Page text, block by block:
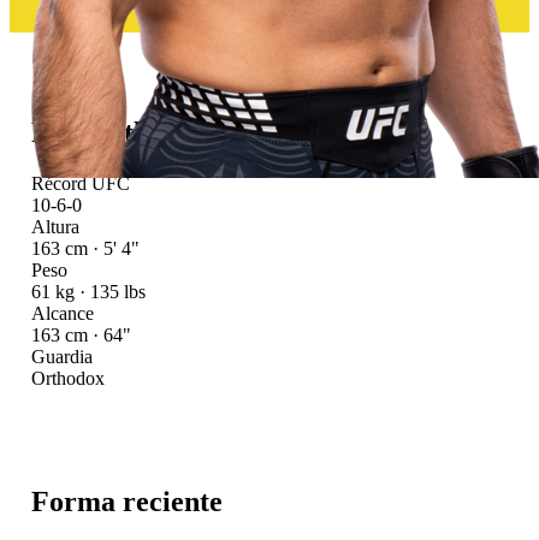
Perfil atlético
Récord UFC
10-6-0
Altura
163 cm · 5' 4"
Peso
61 kg · 135 lbs
Alcance
163 cm · 64"
Guardia
Orthodox
Forma reciente